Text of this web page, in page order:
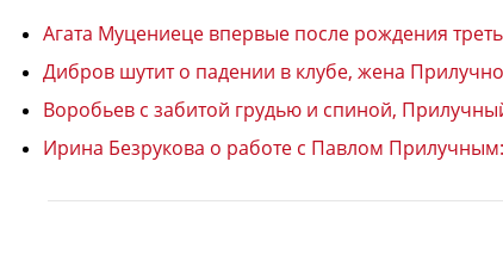
Агата Муцениеце впервые после рождения
Дибров шутит о падении в клубе, жена
Воробьев с забитой грудью и спиной,
Ирина Безрукова о работе с Павлом